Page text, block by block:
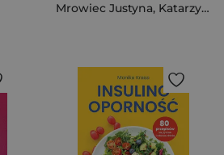
Mrowiec Justyna, Katarzyna Pluta